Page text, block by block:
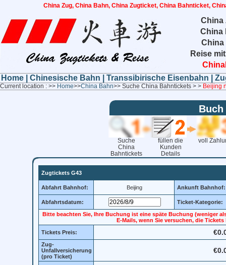
China Zug, China Bahn, China Zugticket, China Bahnticket,
China
China
China
Reise
Home
Chinesische Bahn Transsibirische Eisenbahn
Current location : >> Home>>China Bahn>> Suche China Bahntickets > > Beijing
Suche
China
Bahntickets
füllen die
Kunden
Details
voll
Zugtickets G43
Abfahrt Bahnhof: Beijing Ankunft Bahnhof:
Abfahrtsdatum:
Ticket-Kategorie:
Bitte beachten Sie, Ihre Buchung ist eine späte Buchung (weniger
E-Mails, wenn Sie versuchen, die
Tickets Preis:
Zug-
Unfallversicherung
(pro Ticket)